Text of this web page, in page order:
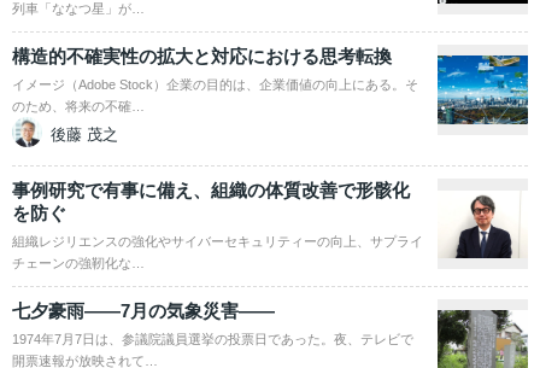
列車「ななつ星」が…
構造的不確実性の拡大と対応における思考転換
イメージ（Adobe Stock）企業の目的は、企業価値の向上にある。そ
のため、将来の不確…
後藤 茂之
事例研究で有事に備え、組織の体質改善で形骸化
を防ぐ
組織レジリエンスの強化やサイバーセキュリティーの向上、サプライ
チェーンの強靭化な…
七夕豪雨――7月の気象災害――
1974年7月7日は、参議院議員選挙の投票日であった。夜、テレビで
開票速報が放映されて…